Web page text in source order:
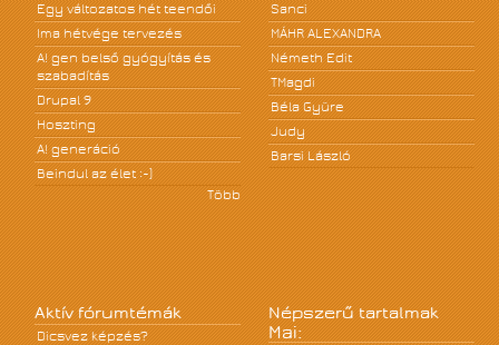
Egy változatos hét teendői
Ima hétvége tervezés
A! gen belső gyógyítás és
szabadítás
Drupal 9
Hoszting
A! generáció
Beindul az élet :-)
Több
Sanci
MÁHR ALEXANDRA
Németh Edit
TMagdi
Béla Gyüre
Judy
Barsi László
Aktív fórumtémák
Dicsvez képzés?
Népszerű tartalmak
Mai: